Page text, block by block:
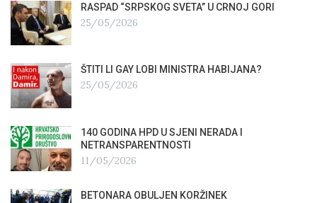
RASPAD “SRPSKOG SVETA” U CRNOJ GORI
25/05/2026
ŠTITI LI GAY LOBI MINISTRA HABIJANA?
25/05/2026
140 GODINA HPD U SJENI NERADA I
NETRANSPARENTNOSTI
11/05/2026
BETONARA OBULJEN KORŽINEK